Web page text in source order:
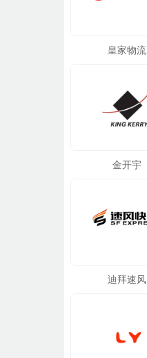
皇家物流
金开宇
迪拜速风